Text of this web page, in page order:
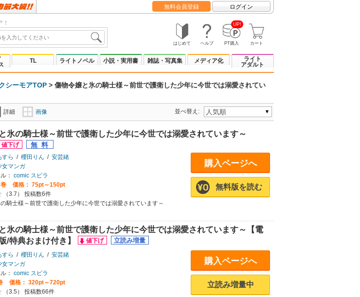
無料会員登録 ログイン
はじめて ヘルプ
UP!
PT購入 カート
TL ライトノベル 小説・実用書 雑誌・写真集 メディア化
ライト
アダルト
シーモアTOP > 傷物令嬢と氷の騎士様～前世で護衛した少年に今世では溺愛されてい
詳細 画像 並べ替え:
氷の騎士様～前世で護衛した少年に今世では溺愛されています～
すら / 櫻田りん / 安芸緒
女マンガ
： comic スピラ
価格： 75pt～150pt
（3.7） 投稿数6件
騎士様～前世で護衛した少年に今世では溺愛されています～
購入ページへ
無料版を読む
氷の騎士様～前世で護衛した少年に今世では溺愛されています～【電
/特典おまけ付き】
すら / 櫻田りん / 安芸緒
女マンガ
： comic スピラ
価格： 320pt～720pt
（3.5） 投稿数66件
購入ページへ
立読み増量中